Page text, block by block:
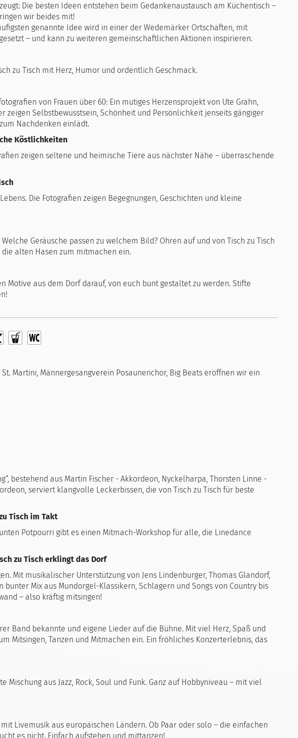
Die besten Ideen entstehen beim Gedankenaustausch am Küchentisch –
wir beides mit!
genannte Idee wird in einer der Wedemärker Ortschaften, mit
– und kann zu weiteren gemeinschaftlichen Aktionen inspirieren.
zu Tisch mit Herz, Humor und ordentlich Geschmack.
von Frauen über 60: Ein mutiges Herzensprojekt von Ute Grahn,
zeigen Selbstbewusstsein, Schönheit und Persönlichkeit jenseits gängiger
Nachdenken einlädt.
Köstlichkeiten
zeigen seltene und heimische Tiere aus nächster Nähe – überraschende
Die Fotografien zeigen Begegnungen, Geschichten und kleine
Geräusche passen zu welchem Bild? Ohren auf und von Tisch zu Tisch
alten Hasen zum mitmachen ein.
Motive aus dem Dorf darauf, von euch bunt gestaltet zu werden. Stifte
Martini, Männergesangverein Posaunenchor, Big Beats eröffnen wir ein
bestehend aus Martin Fischer - Akkordeon, Nyckelharpa, Thorsten Linne -
serviert klangvolle Leckerbissen, die von Tisch zu Tisch für beste
Tisch im Takt
Potpourri gibt es einen Mitmach-Workshop für alle, die Linedance
zu Tisch erklingt das Dorf
Mit musikalischer Unterstützung von Jens Lindenburger, Thomas Glandorf,
Mix aus Mundorgel-Klassikern, Schlagern und Songs von Country bis
– also kräftig mitsingen!
Band bekannte und eigene Lieder auf die Bühne. Mit viel Herz, Spaß und
Mitsingen, Tanzen und Mitmachen ein. Ein fröhliches Konzerterlebnis, das
Mischung aus Jazz, Rock, Soul und Funk. Ganz auf Hobbyniveau – mit viel
Livemusik aus europäischen Ländern. Ob Paar oder solo – die einfachen
es nicht. Einfach aufstehen und mittanzen!